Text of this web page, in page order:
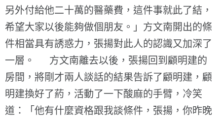
另外付給他二十萬的醫藥費，這件事就此了結，
希望大家以後能夠做個朋友。」方文南開出的條
件相當具有誘惑力，張揚對此人的認識又加深了
一層。 方文南離去以後，張揚回到顧明建的
房間，將剛才兩人談話的結果告訴了顧明建，顧
明建換好了葯，活動了一下酸麻的手臂，冷笑
道：「他有什麼資格跟我談條件，張揚，你昨晚